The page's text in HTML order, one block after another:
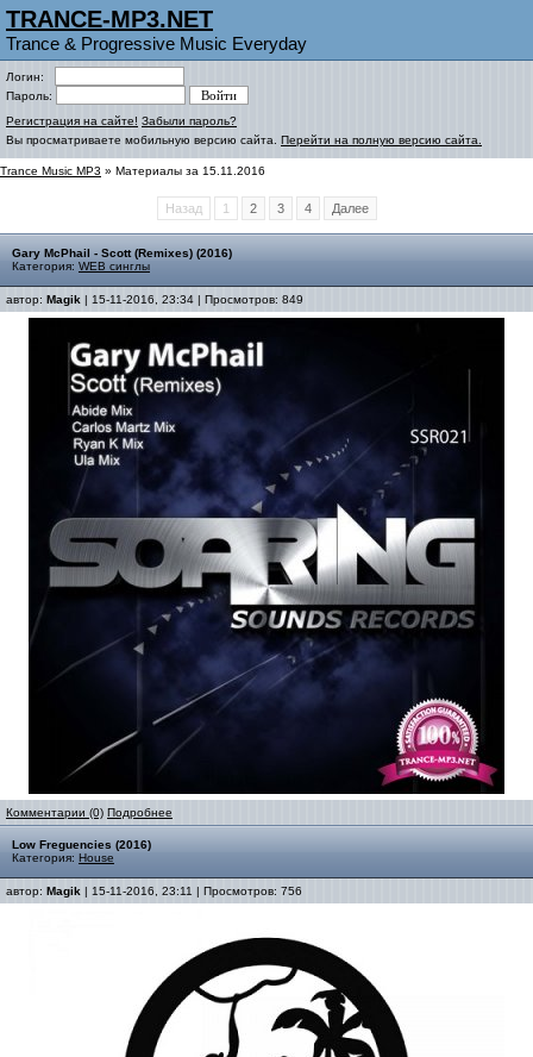
TRANCE-MP3.NET
Trance & Progressive Music Everyday
Логин:
Пароль:
Регистрация на сайте! Забыли пароль?
Вы просматриваете мобильную версию сайта. Перейти на полную версию сайта.
Trance Music MP3 » Материалы за 15.11.2016
Назад 1 2 3 4 Далее
Gary McPhail - Scott (Remixes) (2016)
Категория: WEB синглы
автор: Magik | 15-11-2016, 23:34 | Просмотров: 849
Комментарии (0) Подробнее
Low Freguencies (2016)
Категория: House
автор: Magik | 15-11-2016, 23:11 | Просмотров: 756